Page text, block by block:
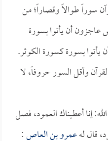
سوراً طوالاً وقصاراً؛ من
عاجزون أن يأتوا بسورة
بسورة كسورة الكوثر.
وأقل السور حروفاً، لا
إنا أعطيناك العمود، فصل
قال لهعمرو بن العاص: